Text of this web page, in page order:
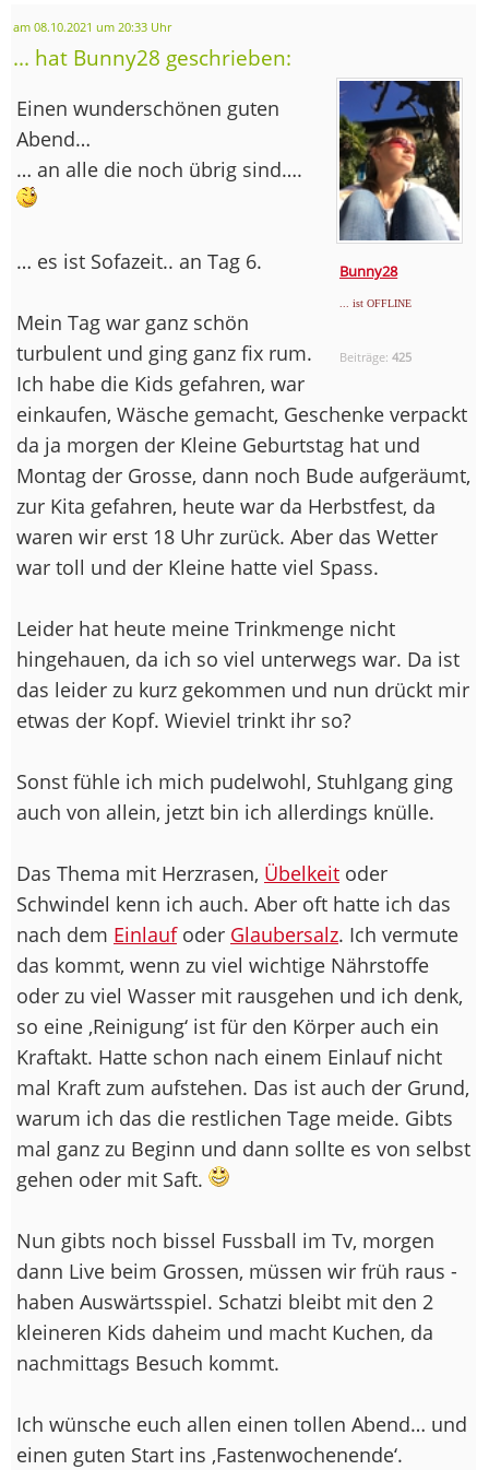
am 08.10.2021 um 20:33 Uhr
... hat Bunny28 geschrieben:
Bunny28
... ist OFFLINE
Beiträge:425
Einen wunderschönen guten
Abend…
… an alle die noch übrig sind….
… es ist Sofazeit.. an Tag 6.
Mein Tag war ganz schön
turbulent und ging ganz fix rum.
Ich habe die Kids gefahren, war
einkaufen, Wäsche gemacht, Geschenke verpackt
da ja morgen der Kleine Geburtstag hat und
Montag der Grosse, dann noch Bude aufgeräumt,
zur Kita gefahren, heute war da Herbstfest, da
waren wir erst 18 Uhr zurück. Aber das Wetter
war toll und der Kleine hatte viel Spass.
Leider hat heute meine Trinkmenge nicht
hingehauen, da ich so viel unterwegs war. Da ist
das leider zu kurz gekommen und nun drückt mir
etwas der Kopf. Wieviel trinkt ihr so?
Sonst fühle ich mich pudelwohl, Stuhlgang ging
auch von allein, jetzt bin ich allerdings knülle.
Das Thema mit Herzrasen, Übelkeit oder
Schwindel kenn ich auch. Aber oft hatte ich das
nach dem Einlaufoder Glaubersalz. Ich vermute
das kommt, wenn zu viel wichtige Nährstoffe
oder zu viel Wasser mit rausgehen und ich denk,
so eine ‚Reinigung‘ ist für den Körper auch ein
Kraftakt. Hatte schon nach einem Einlauf nicht
mal Kraft zum aufstehen. Das ist auch der Grund,
warum ich das die restlichen Tage meide. Gibts
mal ganz zu Beginn und dann sollte es von selbst
gehen oder mit Saft.
Nun gibts noch bissel Fussball im Tv, morgen
dann Live beim Grossen, müssen wir früh raus -
haben Auswärtsspiel. Schatzi bleibt mit den 2
kleineren Kids daheim und macht Kuchen, da
nachmittags Besuch kommt.
Ich wünsche euch allen einen tollen Abend… und
einen guten Start ins ‚Fastenwochenende‘.